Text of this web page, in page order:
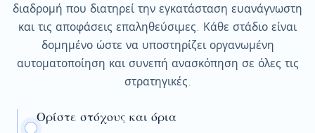
διαδρομή που διατηρεί την εγκατάσταση ευανάγνωστη
και τις αποφάσεις επαληθεύσιμες. Κάθε στάδιο είναι
δομημένο ώστε να υποστηρίζει οργανωμένη
αυτοματοποίηση και συνεπή ανασκόπηση σε όλες τις
στρατηγικές.
Ορίστε στόχους και όρια